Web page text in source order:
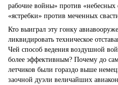
рабочие войны» против «небесных
«ястребки» против меченных
Кто выиграл эту гонку
ликвидировать техническое
Чей способ ведения воздушной
более эффективным? Почему до
летчиков были гораздо выше
заочной дуэли величайших